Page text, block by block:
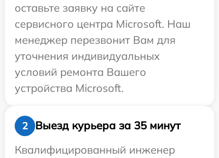
оставьте заявку на сайте
сервисного центра Microsoft. Наш
менеджер перезвонит Вам для
уточнения индивидуальных
условий ремонта Вашего
устройства Microsoft.
2
Выезд курьера за 35 минут
Квалифицированный инженер